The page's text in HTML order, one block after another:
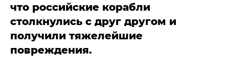
что российские корабли
столкнулись с друг другом и
получили тяжелейшие
повреждения.